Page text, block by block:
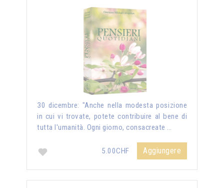
30 dicembre: "Anche nella modesta posizione
in cui vi trovate, potete contribuire al bene di
tutta l'umanità. Ogni giorno, consacreate …
5.00CHF Aggiungere